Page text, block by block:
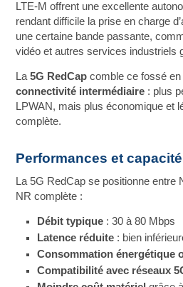
LTE‑M offrent une excellente
rendant difficile la prise en charge
une certaine bande passante,
vidéo et autres services industriels
La5G RedCap comble ce fossé
connectivité intermédiaire : plus
LPWAN, mais plus économique et
complète.
Performances et
La 5G RedCap se positionne entre
NR complète :
Débit typique : 30 à 80 Mbps
Latence réduite : bien
Consommation énergétique
Compatibilité avec réseaux